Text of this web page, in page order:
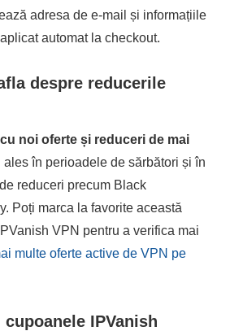
adresa de e-mail și informațiile
automat la checkout.
despre reducerile
cu noi oferte și reduceri de mai
ales în perioadele de sărbători și în
reduceri precum Black
Poți marca la favorite această
VPN pentru a verifica mai
multe oferte active de VPN pe
IPVanish